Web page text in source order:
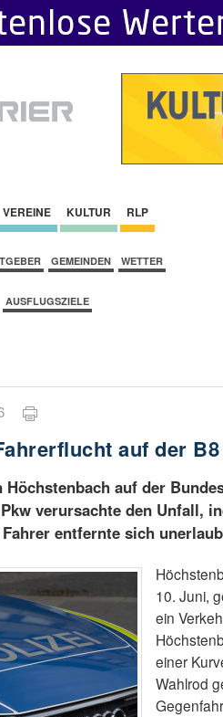
VEREINE KULTUR RLP
GEMEINDEN WETTER
AUSFLUGSZIELE
auf der
Höchstenbach auf der
verursachte den Unfall,
entfernte sich
10. Juni,
ein
einer
Wahlrod